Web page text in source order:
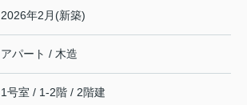
2026年2月(新築)
アパート / 木造
1号室 / 1-2階 / 2階建